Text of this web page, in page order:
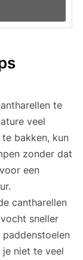
te
veel
bakken, kun
zonder dat
een
cantharellen
sneller
niet te veel